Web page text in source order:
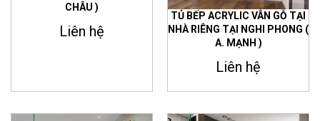
CHÂU )
Liên hệ
TỦ BẾP ACRYLIC VÂN GỖ TẠI
NHÀ RIÊNG TẠI NGHI PHONG (
A. MẠNH )
Liên hệ